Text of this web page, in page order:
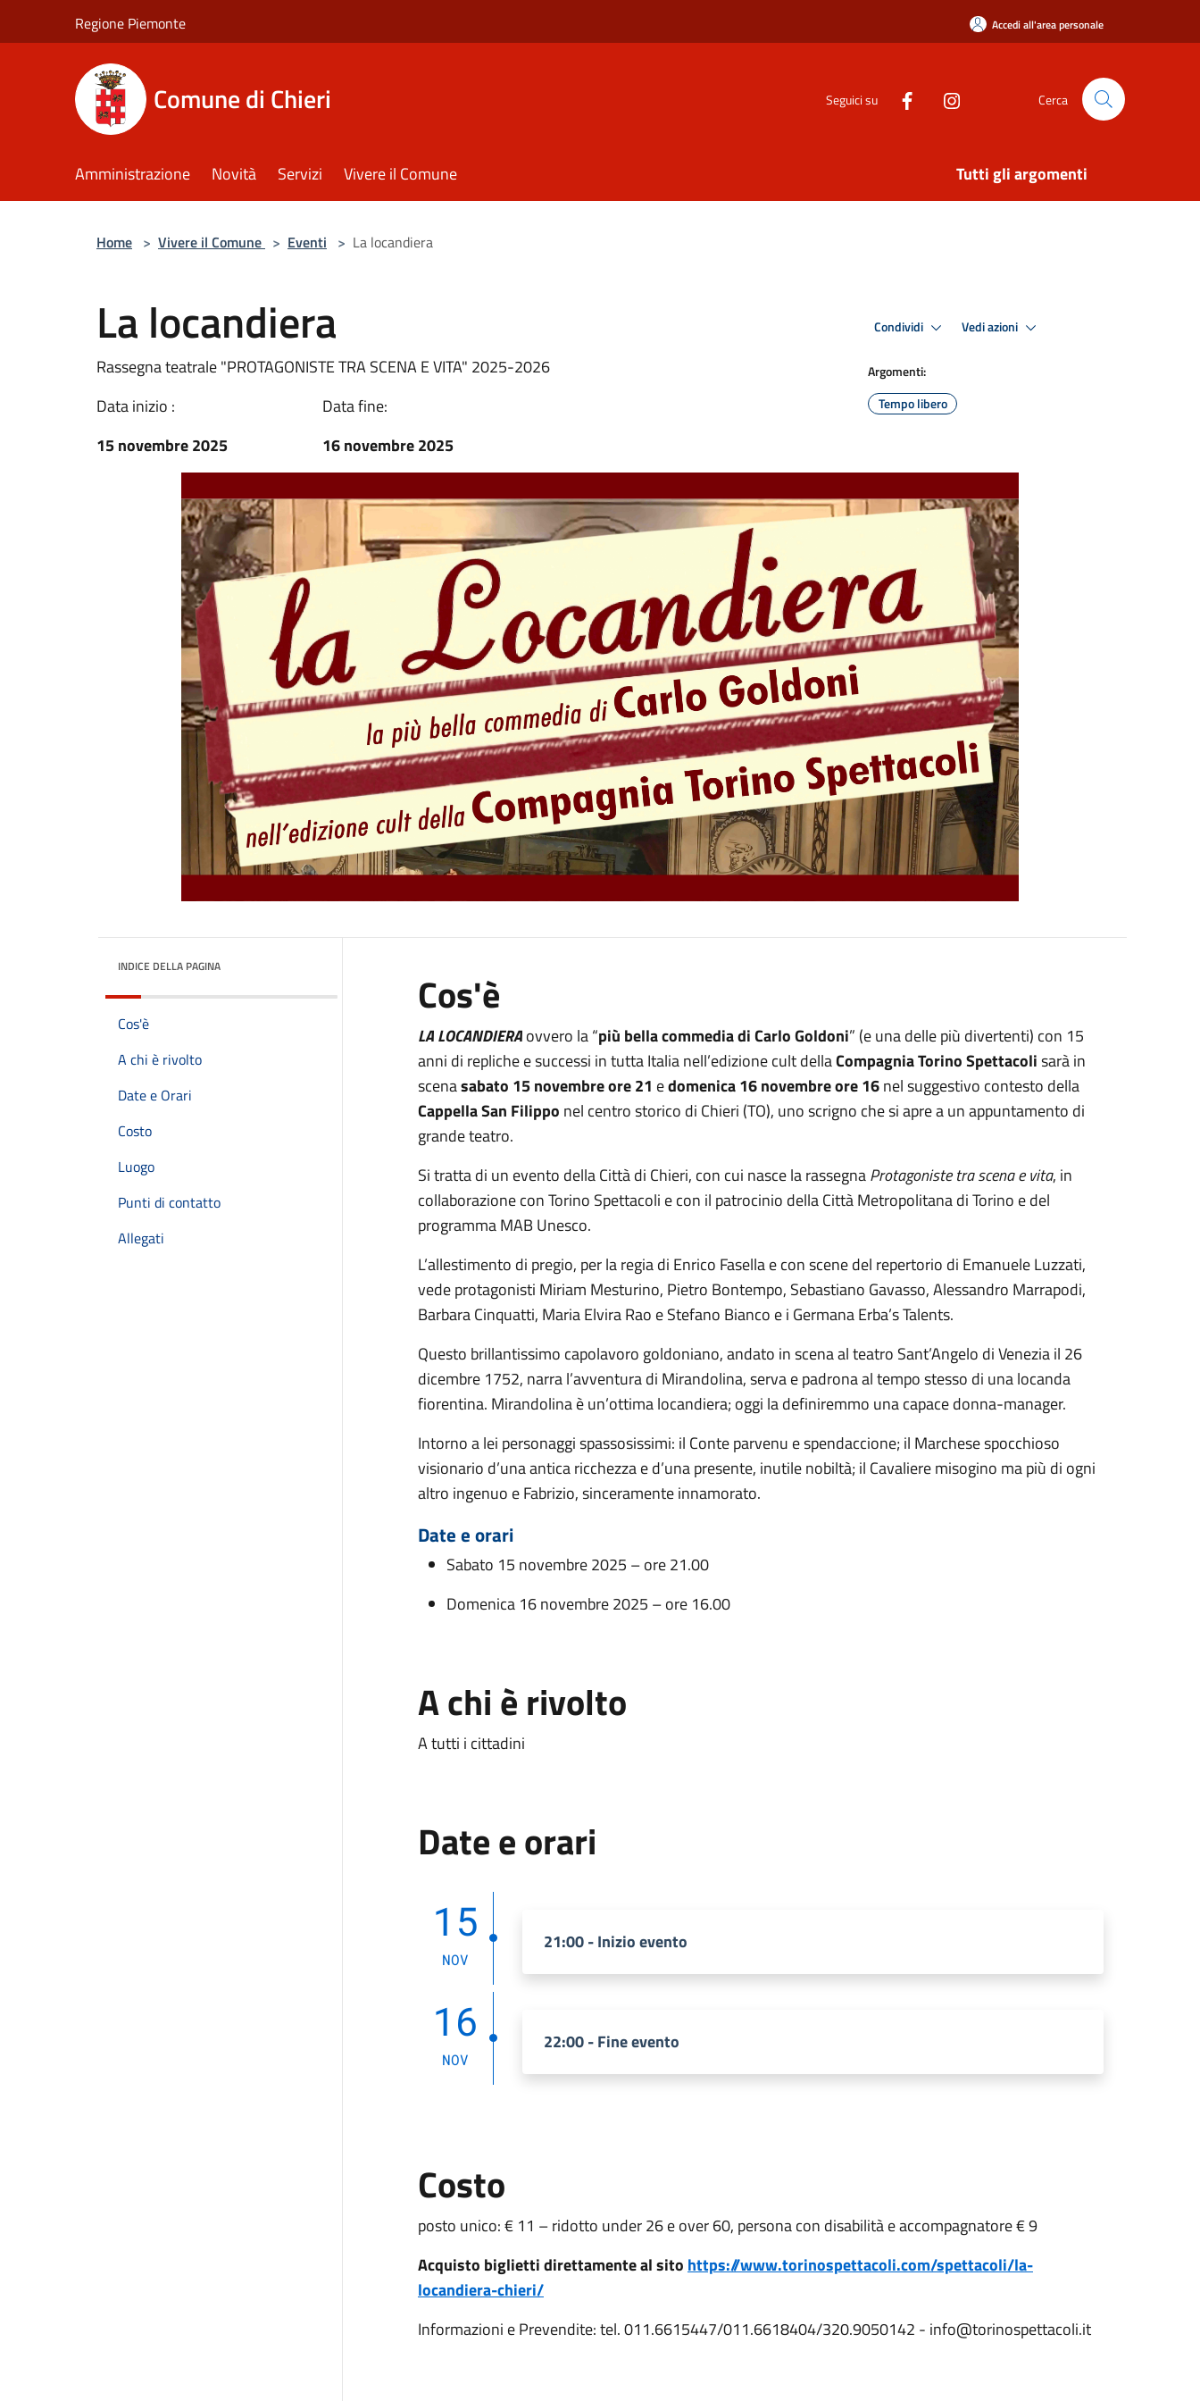
Regione Piemonte Accedi all'area personale
Comune di Chieri Seguici su Cerca
Amministrazione Novità Servizi Vivere il Comune Tutti gli argomenti
Home > Vivere il Comune > Eventi > La locandiera
La locandiera
Rassegna teatrale "PROTAGONISTE TRA SCENA E VITA" 2025-2026
Data inizio :
15 novembre 2025
Data fine:
16 novembre 2025
Condividi Vedi azioni
Argomenti:
Tempo libero
INDICE DELLA PAGINA
Cos'è
A chi è rivolto
Date e Orari
Costo
Luogo
Punti di contatto
Allegati
Cos'è
LA LOCANDIERAovvero la “più bella commedia di Carlo Goldoni” (e una delle più divertenti) con 15
anni di repliche e successi in tutta Italia nell’edizione cult dellaCompagnia Torino Spettacolisarà in
scenasabato 15novembreore 21 edomenica 16novembreore 16nel suggestivo contesto della
Cappella San Filippo nel centro storico di Chieri (TO), uno scrigno che si apre a un appuntamento di
grande teatro.
Si tratta di un evento della Città di Chieri, con cui nasce la rassegnaProtagoniste tra scena e vita, in
collaborazione con Torino Spettacoli e con il patrocinio della Città Metropolitana di Torino e del
programma MAB Unesco.
L’allestimento di pregio, per la regia di Enrico Fasella e con scene del repertorio di Emanuele Luzzati,
vede protagonisti Miriam Mesturino, Pietro Bontempo, Sebastiano Gavasso, Alessandro Marrapodi,
Barbara Cinquatti, Maria Elvira Rao e Stefano Bianco e i Germana Erba’s Talents.
Questo brillantissimo capolavoro goldoniano, andato in scena al teatro Sant’Angelo di Venezia il 26
dicembre 1752, narra l’avventura di Mirandolina, serva e padrona al tempo stesso di una locanda
fiorentina. Mirandolina è un’ottima locandiera; oggi la definiremmo una capace donna-manager.
Intorno a lei personaggi spassosissimi: il Conte parvenu e spendaccione; il Marchese spocchioso
visionario d’una antica ricchezza e d’una presente, inutile nobiltà; il Cavaliere misogino ma più di ogni
altro ingenuo e Fabrizio, sinceramente innamorato.
Date e orari
Sabato 15 novembre 2025 – ore 21.00
Domenica 16 novembre 2025 – ore 16.00
A chi è rivolto
A tutti i cittadini
Date e orari
15
NOV
21:00 - Inizio evento
16
NOV
22:00 - Fine evento
Costo
posto unico: € 11 – ridotto under 26 e over 60, persona con disabilità e accompagnatore € 9
Acquisto biglietti direttamente al sito https://www.torinospettacoli.com/spettacoli/la-
locandiera-chieri/
Informazioni e Prevendite: tel. 011.6615447/011.6618404/320.9050142 - info@torinospettacoli.it